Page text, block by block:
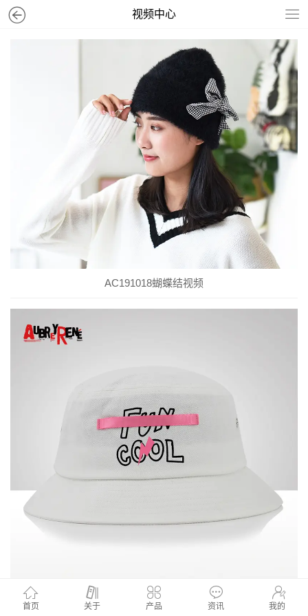
视频中心
AC191018蝴蝶结视频
EHT-19-00100
首页 关于 产品 资讯 我的